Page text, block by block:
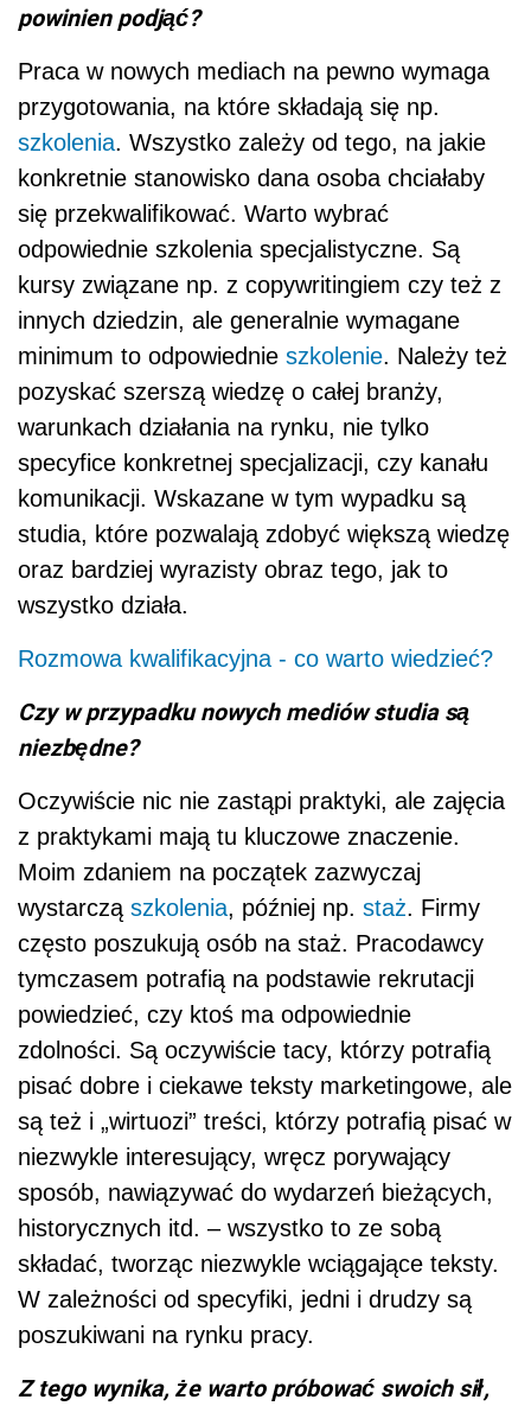
powinien podjąć?
Praca w nowych mediach na pewno wymaga
przygotowania, na które składają się np.
szkolenia. Wszystko zależy od tego, na jakie
konkretnie stanowisko dana osoba chciałaby
się przekwalifikować. Warto wybrać
odpowiednie szkolenia specjalistyczne. Są
kursy związane np. z copywritingiem czy też z
innych dziedzin, ale generalnie wymagane
minimum to odpowiednie szkolenie. Należy też
pozyskać szerszą wiedzę o całej branży,
warunkach działania na rynku, nie tylko
specyfice konkretnej specjalizacji, czy kanału
komunikacji. Wskazane w tym wypadku są
studia, które pozwalają zdobyć większą wiedzę
oraz bardziej wyrazisty obraz tego, jak to
wszystko działa.
Rozmowa kwalifikacyjna - co warto wiedzieć?
Czy w przypadku nowych mediów studia są
niezbędne?
Oczywiście nic nie zastąpi praktyki, ale zajęcia
z praktykami mają tu kluczowe znaczenie.
Moim zdaniem na początek zazwyczaj
wystarczą szkolenia, później np. staż. Firmy
często poszukują osób na staż. Pracodawcy
tymczasem potrafią na podstawie rekrutacji
powiedzieć, czy ktoś ma odpowiednie
zdolności. Są oczywiście tacy, którzy potrafią
pisać dobre i ciekawe teksty marketingowe, ale
są też i „wirtuozi” treści, którzy potrafią pisać w
niezwykle interesujący, wręcz porywający
sposób, nawiązywać do wydarzeń bieżących,
historycznych itd. – wszystko to ze sobą
składać, tworząc niezwykle wciągające teksty.
W zależności od specyfiki, jedni i drudzy są
poszukiwani na rynku pracy.
Z tego wynika, że warto próbować swoich sił,